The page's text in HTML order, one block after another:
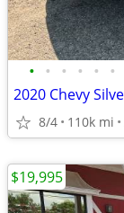
• • • • • •
2020 Chevy
8/4 110k mi
$19,995